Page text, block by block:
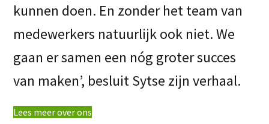
kunnen doen. En zonder het team van
medewerkers natuurlijk ook niet. We
gaan er samen een nóg groter succes
van maken’, besluit Sytse zijn verhaal.
Lees meer over ons